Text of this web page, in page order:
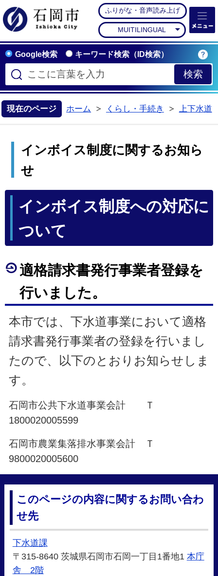
石岡市公式ホームペー
ふりがな・音声読み上げ
MUITILINGUAL
Google検索 キーワード検索（ID検索）
現在のページ ホーム
くらし・手続き
上下水道
インボイス制度に関するお知ら
せ
インボイス制度への対応に
ついて
適格請求書発行事業者登録を
行いました。
本市では、下水道事業において適格
請求書発行事業者の登録を行いまし
たので、以下のとおりお知らせしま
す。
石岡市公共下水道事業会計 Ｔ
1800020005599
石岡市農業集落排水事業会計 Ｔ
9800020005600
このページの内容に関するお問い合わ
せ先
下水道課
〒315-8640 茨城県石岡市石岡一丁目1番地1 本庁
舎 2階